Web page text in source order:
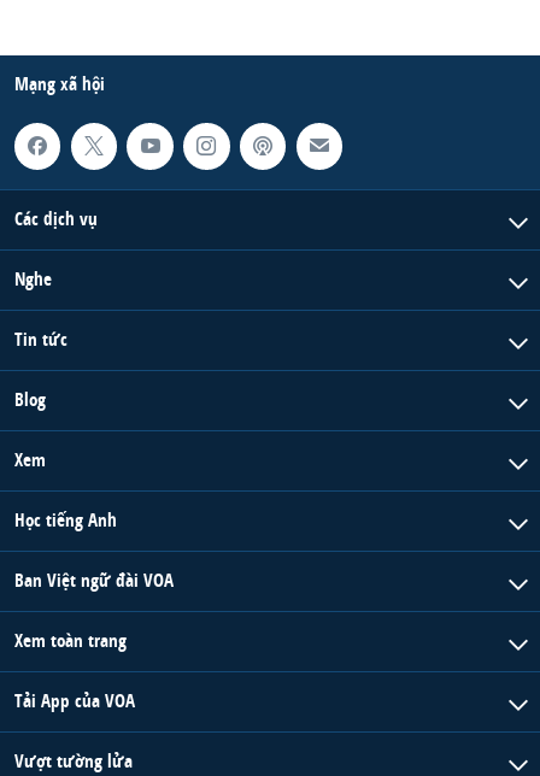
Mạng xã hội
Các dịch vụ
Nghe
Tin tức
Blog
Xem
Học tiếng Anh
Ban Việt ngữ đài VOA
Xem toàn trang
Tải App của VOA
Vượt tường lửa